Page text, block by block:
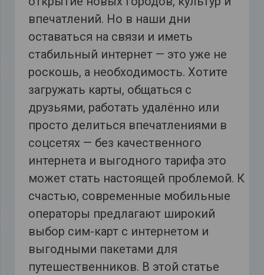
впечатлений. Но в наши дни
оставаться на связи и иметь
стабильный интернет — это уже не
роскошь, а необходимость. Хотите
загружать карты, общаться с
друзьями, работать удалённо или
просто делиться впечатлениями в
соцсетях — без качественного
интернета и выгодного тарифа это
может стать настоящей проблемой. К
счастью, современные мобильные
операторы предлагают широкий
выбор сим-карт с интернетом и
выгодными пакетами для
путешественников. В этой статье